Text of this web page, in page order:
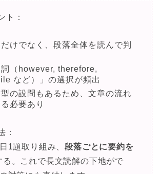
ト：
けでなく、段落全体を読んで判
詞（however, therefore,
など）」の選択が頻出
の設問もあるため、文章の流れ
必要あり
：
1題取り組み、段落ごとに要約を
る。これで長文読解の下地がで